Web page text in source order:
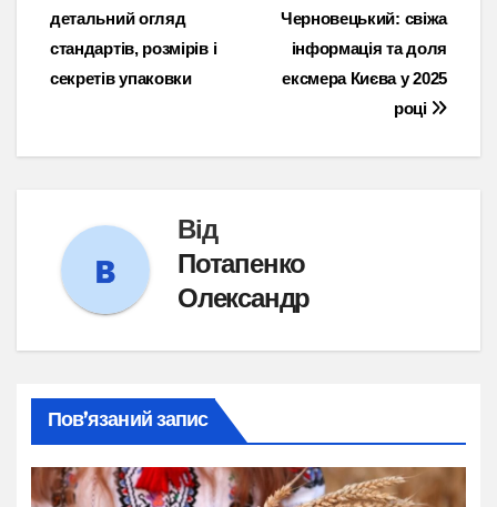
записів
Черновецький: свіжа
інформація та доля
ексмера Києва у 2025
році
детальний огляд
стандартів, розмірів і
секретів упаковки
Від
Потапенко
Олександр
Пов’язаний запис